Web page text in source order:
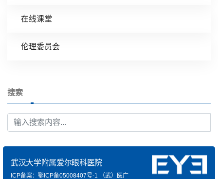
在线课堂
伦理委员会
搜索
武汉大学附属爱尔眼科医院
ICP备案：鄂ICP备05008407号-1 （武）医广